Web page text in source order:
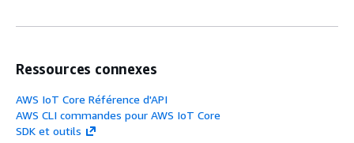
Ressources connexes
AWS IoT Core Référence d'API
AWS CLI commandes pour AWS IoT Core
SDK et outils